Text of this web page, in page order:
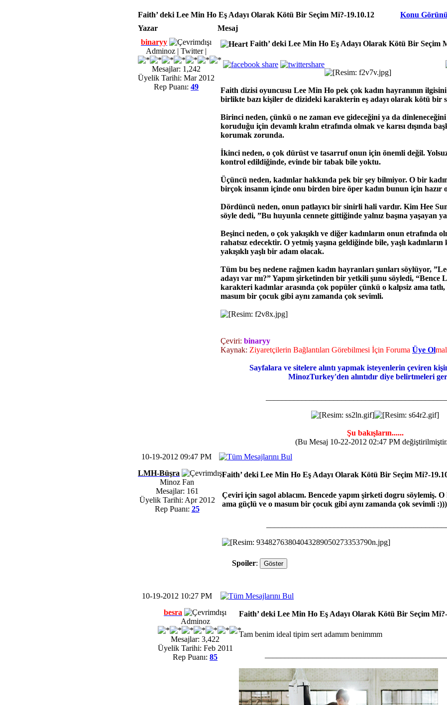
Konu
Faith’ deki Lee Min Ho Eş Adayı Olarak Kötü Bir Seçim Mi?-19.10.12
Yazar
Mesaj
binaryy
Adminoz | Twitter |
Mesajlar: 1,242
Üyelik Tarihi: Mar 2012
Rep Puanı: 49
Faith’ deki Lee Min Ho Eş Adayı Olarak Kötü Bir Seçim
Faith dizisi oyuncusu Lee Min Ho pek çok kadın hayranının
birlikte bazı kişiler de dizideki karakterin eş adayı olarak kötü bir
Birinci neden, çünkü o ne zaman eve gideceğini ya da
koruduğu için devamlı kralın etrafında olmak ve karısı dışında
korumak zorunda.
İkinci neden, o çok dürüst ve tasarruf onun için önemli değil.
kontrol edildiğinde, evinde bir tabak bile yoktu.
Üçüncü neden, kadınlar hakkında pek bir şey bilmiyor. O bir
birçok insanın içinde onu birden bire öper kadın bunun için hazır
Dördüncü neden, onun patlayıcı bir sinirli hali vardır. Kim Hee
söyle dedi, ”Bu huyunla cennete gittiğinde yalnız başına yaşayan
Beşinci neden, o çok yakışıklı ve diğer kadınların onun etrafında
rahatsız edecektir. O yetmiş yaşına geldiğinde bile, yaşlı
yakışıklı yaşlı bir adam olacak.
Tüm bu beş nedene rağmen kadın hayranları şunları söylüyor,
adayı var mı?” Yapım şirketinden bir yetkili şunu söyledi, “Bence
karakteri kadınlar arasında çok popüler çünkü o kalpsiz ama
masum bir çocuk gibi aynı zamanda çok sevimli.
Çeviri: binaryy
Kaynak: Ziyaretçilerin Bağlantıları Görebilmesi İçin Foruma Üye Ol
Sayfalara ve sitelere alıntı yapmak isteyenlerin çeviren
MinozTurkey'den alıntıdır diye belirtmeleri
Şu bakışların......
(Bu Mesaj 10-22-2012 02:47 PM
10-19-2012 09:47 PM
LMH-Büşra
Minoz Fan
Mesajlar: 161
Üyelik Tarihi: Apr 2012
Rep Puanı: 25
Faith’ deki Lee Min Ho Eş Adayı Olarak Kötü Bir Seçim Mi?-
Çeviri için sagol ablacım. Bencede yapım şirketi dogru söylemiş.
ama güçlü ve o masum bir çocuk gibi aynı zamanda çok sevimli
Spoiler:
10-19-2012 10:27 PM
besra
Adminoz
Mesajlar: 3,422
Üyelik Tarihi: Feb 2011
Rep Puanı: 85
Faith’ deki Lee Min Ho Eş Adayı Olarak Kötü Bir Seçim
Tam benim ideal tipim sert adamım benimmm